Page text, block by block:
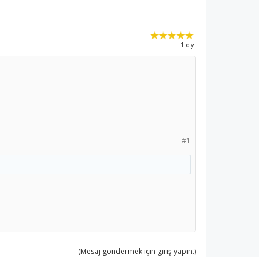
1 oy
#1
(Mesaj göndermek için giriş yapın.)